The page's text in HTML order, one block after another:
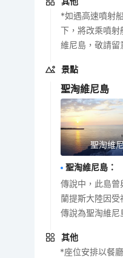
*如遇高速噴射
下，將改乘噴射
維尼島，敬請留
景點
聖淘維尼島
聖淘維
聖淘維尼島 ：
傳說中，此島
蘭提斯大陸因受
傳說為聖淘維尼
其他
*座位安排以餐